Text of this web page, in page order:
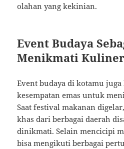
olahan yang kekinian.
Event Budaya
Menikmati Kuliner
Event budaya di kotamu
kesempatan emas untuk
Saat festival makanan
khas dari berbagai daerah
dinikmati. Selain mencicipi
bisa mengikuti berbagai